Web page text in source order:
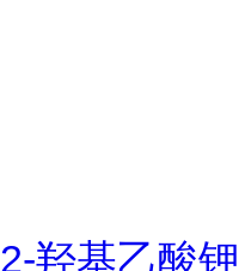
2-羟基乙酸